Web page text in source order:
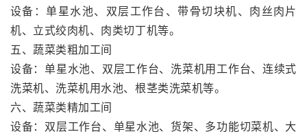
设备：单星水池、双层工作台、带骨切块机、肉丝肉片
机、立式绞肉机、肉类切丁机等。
五、蔬菜类粗加工间
设备：单星水池、双层工作台、洗菜机用工作台、连续式
洗菜机、洗菜机用水池、根茎类洗菜机等。
六、蔬菜类精加工间
设备：双层工作台、单星水池、货架、多功能切菜机、大